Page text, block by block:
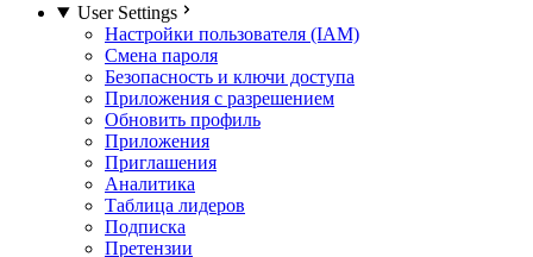
User Settings
Настройки пользователя (IAM)
Смена пароля
Безопасность и ключи доступа
Приложения с разрешением
Обновить профиль
Приложения
Приглашения
Аналитика
Таблица лидеров
Подписка
Претензии